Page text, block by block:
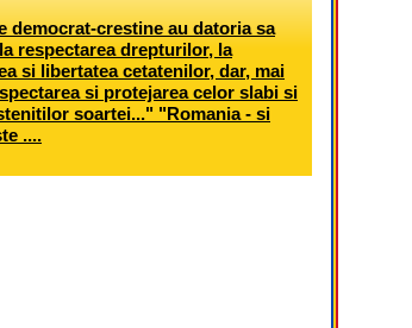
democrat-crestine au datoria sa
respectarea drepturilor, la
si libertatea cetatenilor, dar, mai
si protejarea celor slabi si
soartei..." "Romania - si
....